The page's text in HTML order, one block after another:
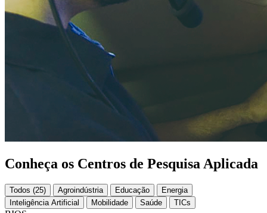
Conheça os Centros de Pesquisa Aplicada
Todos (25) Agroindústria Educação
Energia
Inteligência Artificial
Mobilidade Saúde TICs